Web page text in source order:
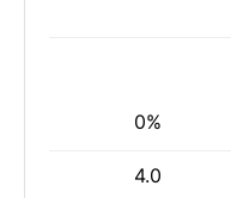
0%
4.0